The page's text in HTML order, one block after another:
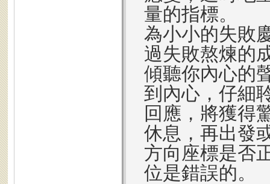
量的指標。
為小小的失敗
過失敗熬煉的
傾聽你內心的
到內心，仔細
回應，將獲得
休息，再出發
方向座標是否
位是錯誤的。